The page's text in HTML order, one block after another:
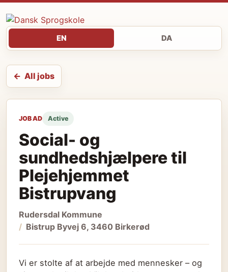
EN DA
All jobs
JOB AD Active
Social- og
sundhedshjælpere til
Plejehjemmet
Bistrupvang
Rudersdal Kommune
Bistrup Byvej 6, 3460 Birkerød
Vi er stolte af at arbejde med mennesker – og